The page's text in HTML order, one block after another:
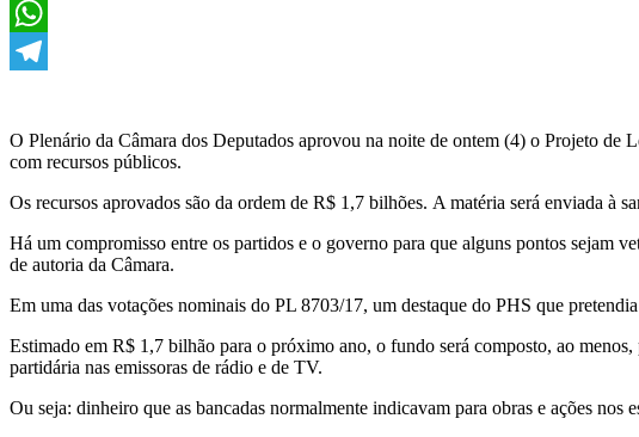
Twitter
WhatsApp
O Plenário da Câmara dos Deputados aprovou na noite de ontem (4) o Projeto
com recursos públicos.
Os recursos aprovados são da ordem de R$ 1,7 bilhões. A matéria será enviada à
Há um compromisso entre os partidos e o governo para que alguns pontos sejam
de autoria da Câmara.
Em uma das votações nominais do PL 8703/17, um destaque do PHS que
Estimado em R$ 1,7 bilhão para o próximo ano, o fundo será composto, ao
partidária nas emissoras de rádio e de TV.
Ou seja: dinheiro que as bancadas normalmente indicavam para obras e ações nos